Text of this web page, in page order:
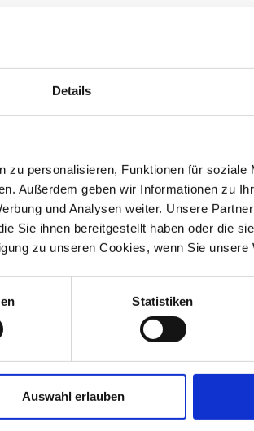
Details
zu personalisieren, Funktionen für soziale
Außerdem geben wir Informationen zu
und Analysen weiter. Unsere
Sie ihnen bereitgestellt haben oder die
zu unseren Cookies, wenn Sie
Statistiken
Auswahl erlauben
to download